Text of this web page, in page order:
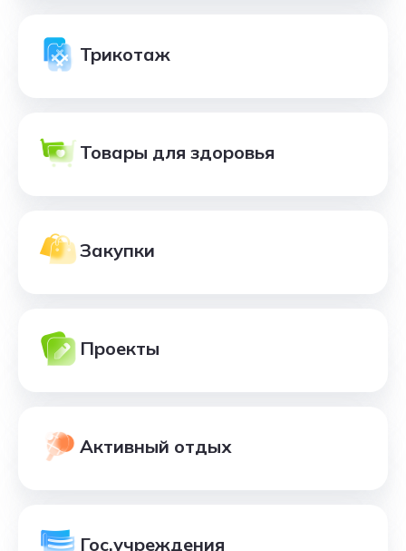
Трикотаж
Товары для здоровья
Закупки
Проекты
Активный отдых
Гос.учреждения